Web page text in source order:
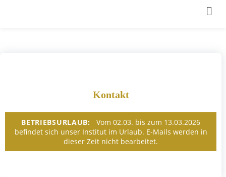
Kontakt
BETRIEBSURLAUB:
Vom 02.03. bis zum 13.03.2026
befindet sich unser Institut im Urlaub. E-Mails werden in
dieser Zeit nicht bearbeitet.